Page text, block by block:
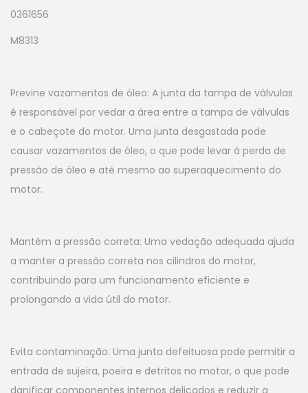
0361656
M8313
Previne vazamentos de óleo: A junta da tampa de válvulas
é responsável por vedar a área entre a tampa de válvulas
e o cabeçote do motor. Uma junta desgastada pode
causar vazamentos de óleo, o que pode levar à perda de
pressão de óleo e até mesmo ao superaquecimento do
motor.
Mantém a pressão correta: Uma vedação adequada ajuda
a manter a pressão correta nos cilindros do motor,
contribuindo para um funcionamento eficiente e
prolongando a vida útil do motor.
Evita contaminação: Uma junta defeituosa pode permitir a
entrada de sujeira, poeira e detritos no motor, o que pode
danificar componentes internos delicados e reduzir a